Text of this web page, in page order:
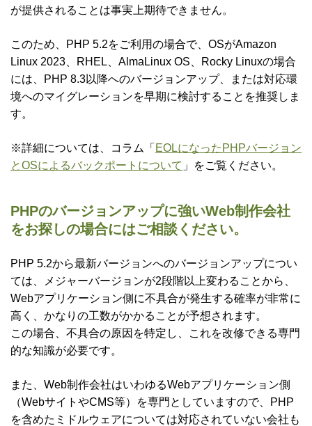
が提供されることは事実上期待できません。
このため、PHP 5.2をご利用の場合で、OSがAmazon
Linux 2023、RHEL、AlmaLinux OS、Rocky Linuxの場合
には、PHP 8.3以降へのバージョンアップ、または対応環
境へのマイグレーションを早期に検討することを推奨しま
す。
※詳細については、コラム「 EOLになったPHPバージョン
とOSによるバックポートについて 」をご覧ください。
PHPのバージョンアップに強いWeb制作会社
をお探しの場合にはご相談ください。
PHP 5.2から最新バージョンへのバージョンアップについ
ては、メジャーバージョンが2段階以上変わることから、
Webアプリケーション側に不具合が発生する確率が非常に
高く、かなりの工数がかかることが予想されます。
この場合、不具合の原因を特定し、これを改修できる専門
的な知識が必要です。
また、Web制作会社はいわゆるWebアプリケーション側
（WebサイトやCMS等）を専門としていますので、PHP
を含めたミドルウェアについては対応されていない会社も